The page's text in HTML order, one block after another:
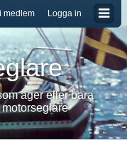
Logga in
medlem
äger eller bara